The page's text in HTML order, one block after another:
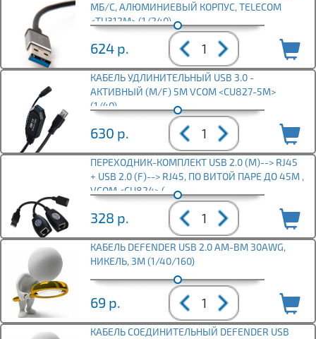
МБ/С, АЛЮМИНИЕВЫЙ КОРПУС, TELECOM
<TU312M> (1/240)
624 р.
КАБЕЛЬ УДЛИНИТЕЛЬНЫЙ USB 3.0 -
АКТИВНЫЙ (M/F) 5М VCOM <CU827-5M>
(1/40)
630 р.
ПЕРЕХОДНИК-КОМПЛЕКТ USB 2.0 (М)--> RJ45
+ USB 2.0 (F)--> RJ45, ПО ВИТОЙ ПАРЕ ДО 45M ,
VCOM <CU824> (
328 р.
КАБЕЛЬ DEFENDER USB 2.0 AM-BM 30AWG,
НИКЕЛЬ, 3М (1/40/160)
69 р.
КАБЕЛЬ СОЕДИНИТЕЛЬНЫЙ DEFENDER USB